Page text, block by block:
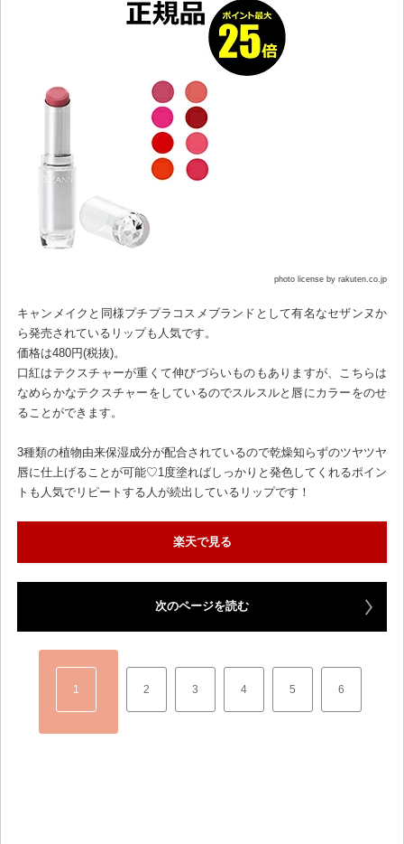
photo license by rakuten.co.jp
キャンメイクと同様プチプラコスメブランドとして有名なセザンヌか
ら発売されているリップも人気です。
価格は480円(税抜)。
口紅はテクスチャーが重くて伸びづらいものもありますが、こちらは
なめらかなテクスチャーをしているのでスルスルと唇にカラーをのせ
ることができます。
3種類の植物由来保湿成分が配合されているので乾燥知らずのツヤツヤ
唇に仕上げることが可能♡1度塗ればしっかりと発色してくれるポイン
トも人気でリピートする人が続出しているリップです！
楽天で見る
次のページを読む
1 2 3 4 5 6